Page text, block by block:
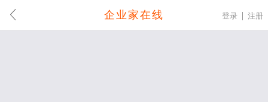
企业家在线 登录 注册